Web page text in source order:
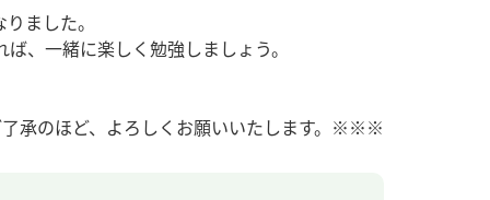
ました。
、一緒に楽しく勉強しましょう。
承のほど、よろしくお願いいたします。※※※